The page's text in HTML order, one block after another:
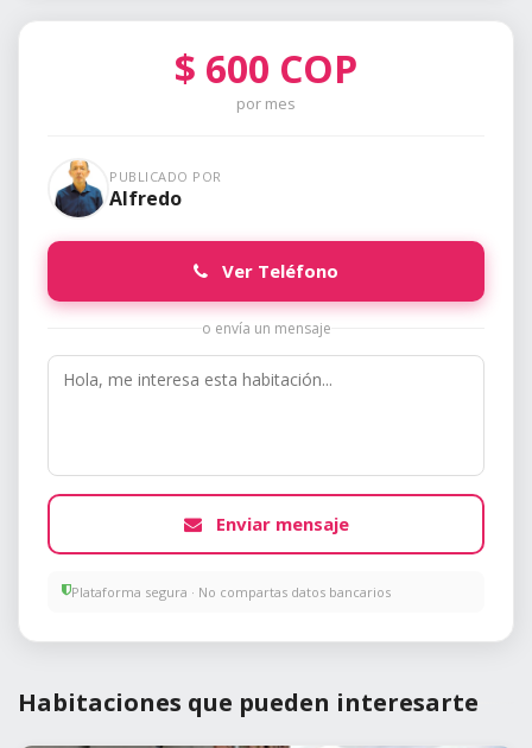
$ 600 COP
por mes
PUBLICADO POR
Alfredo
Ver Teléfono
o envía un mensaje
Enviar mensaje
Plataforma segura · No compartas datos bancarios
Habitaciones que pueden interesarte